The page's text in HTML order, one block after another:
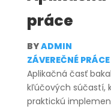
práce
BYADMIN
ZÁVEREČNÉ PRÁCE
Aplikačná časť
kľúčových súčastí,
praktickú